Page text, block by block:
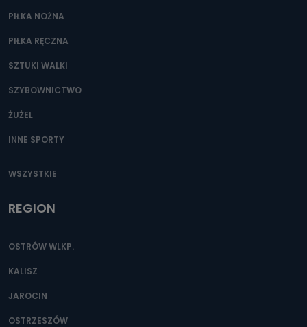
dane, które pochodzą bezpośrednio od Państwa (lub
zostały przekazane w Państwa imieniu) lub dane osobowe,
szczególności: imię i nazwisko, adres e-mail, telefon
danych osobowych są pracownicy i współpracownicy
oraz partnerzy wspomagający administratora w jego
Jak skontaktować się z inspektorem
danych osobowych?
Można to zrobić pod numerem telefonu 62 735-51-05 lub
PIŁKA NOŻNA
PIŁKA RĘCZNA
SZTUKI WALKI
SZYBOWNICTWO
ŻUŻEL
INNE SPORTY
WSZYSTKIE
REGION
OSTRÓW WLKP.
KALISZ
JAROCIN
OSTRZESZÓW